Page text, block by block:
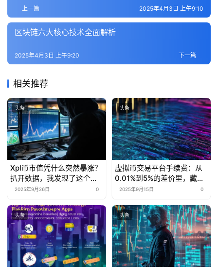
上一篇 2025年4月3日 上午9:10
区块链六大核心技术全面解析
下一篇
2025年4月3日 上午9:20
相关推荐
头条
Xpl币市值凭什么突然暴涨？
扒开数据，我发现了这个行
业秘密
2025年9月26日 0
头条
虚拟币交易平台手续费：从
0.01%到5%的差价里，藏着
多少被忽略的省钱密码？
2025年9月15日 0
头条 头条